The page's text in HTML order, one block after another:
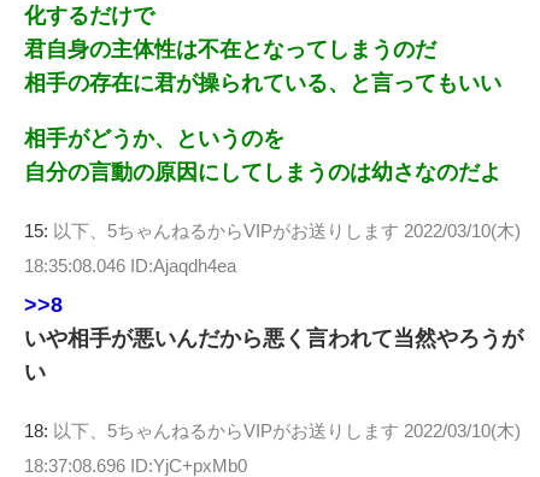
化するだけで
君自身の主体性は不在となってしまうのだ
相手の存在に君が操られている、と言ってもいい
相手がどうか、というのを
自分の言動の原因にしてしまうのは幼さなのだよ
15: 以下、5ちゃんねるからVIPがお送りします 2022/03/10(木)
18:35:08.046 ID:Ajaqdh4ea
>>8
いや相手が悪いんだから悪く言われて当然やろうが
い
18: 以下、5ちゃんねるからVIPがお送りします 2022/03/10(木)
18:37:08.696 ID:YjC+pxMb0